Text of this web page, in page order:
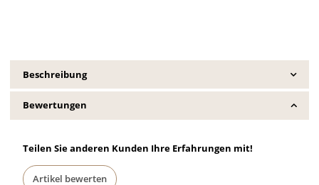
Beschreibung
Bewertungen
Teilen Sie anderen Kunden Ihre Erfahrungen mit!
Artikel bewerten